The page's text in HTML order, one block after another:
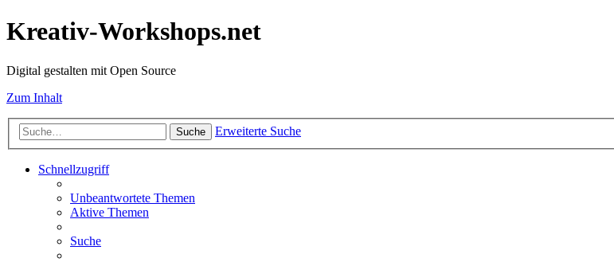
Kreativ-Workshops.net
Digital gestalten mit Open Source
Zum Inhalt
Suche Erweiterte Suche
Schnellzugriff
Unbeantwortete Themen
Aktive Themen
Suche